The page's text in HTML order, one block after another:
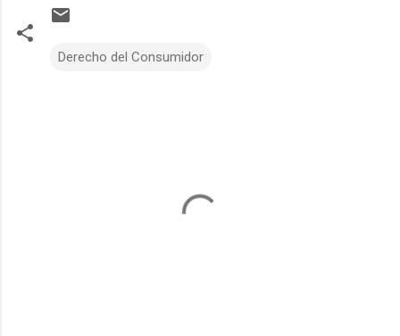
Derecho del Consumidor